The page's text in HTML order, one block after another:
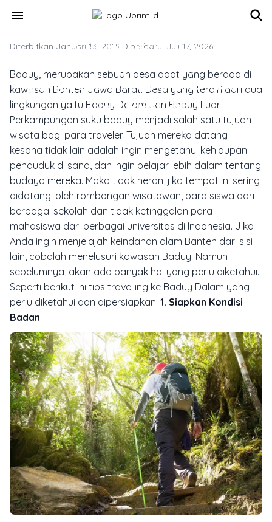
menu
TREN DESAIN & INSPIRASI CETAK
Tips Travelling ke Baduy Dalam
yang Perlu Diketahui Jika Tidak
Ingin Didenda
Diterbitkan Januari 13, 2019 Diperbarui Juli 17, 2026
Baduy, merupakan sebuah desa adat yang berada di
kawasan Banten Jawa Barat. Desa yang terdiri dari dua
lingkungan yaitu Baduy Dalam dan Baduy Luar.
Perkampungan suku baduy menjadi salah satu tujuan
wisata bagi para traveler. Tujuan mereka datang
kesana tidak lain adalah ingin mengetahui kehidupan
penduduk di sana, dan ingin belajar lebih dalam tentang
budaya mereka. Maka tidak heran, jika tempat ini sering
didatangi oleh rombongan wisatawan, para siswa dari
berbagai sekolah dan tidak ketinggalan para
mahasiswa dari berbagai universitas di Indonesia. Jika
Anda ingin menjelajah keindahan alam Banten dari sisi
lain, cobalah menelusuri kawasan Baduy. Namun
sebelumnya, akan ada banyak hal yang perlu diketahui.
Seperti berikut ini tips travelling ke Baduy Dalam yang
perlu diketahui dan dipersiapkan. 1. Siapkan Kondisi
Badan